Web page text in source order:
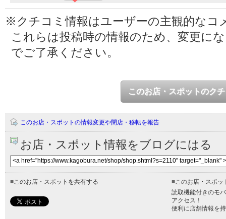
※クチコミ情報はユーザーの主観的なコ
これらは投稿時の情報のため、変更に
でご了承ください。
このお店・スポットのク
このお店・スポットの情報変更や閉店・移転を報告
お店・スポット情報をブログにはる
■ このお店・スポットを共有する ■ このお店・スポ
読取機能付きのモ
アクセス！
便利に店舗情報を